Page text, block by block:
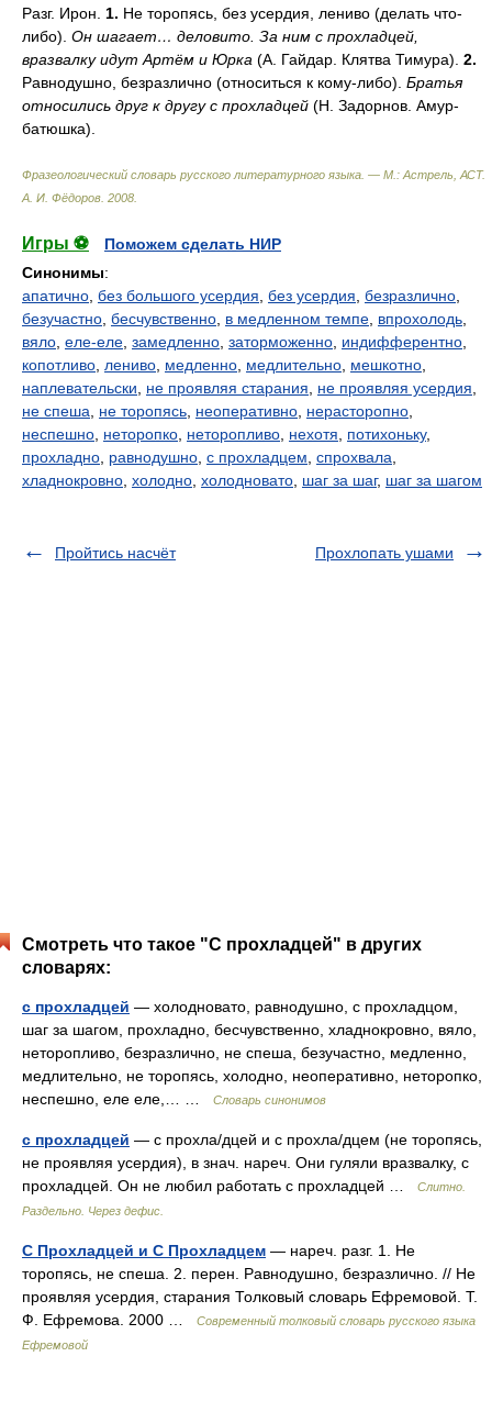
Разг. Ирон. 1. Не торопясь, без усердия, лениво (делать что-
либо). Он шагает… деловито. За ним с прохладцей,
вразвалку идут Артём и Юрка (А. Гайдар. Клятва Тимура). 2.
Равнодушно, безразлично (относиться к кому-либо). Братья
относились друг к другу с прохладцей (Н. Задорнов. Амур-
батюшка).
Фразеологический словарь русского литературного языка. — М.: Астрель, АСТ.
А. И. Фёдоров 2008
Игры ⚽
Поможем сделать НИР
Синонимы:
апатично без большого усердия без усердия безразлично
безучастно бесчувственно в медленном темпе впрохолодь
вяло еле-еле замедленно заторможенно индифферентно
копотливо лениво медленно медлительно мешкотно
наплевательски
не проявляя старания не проявляя усердия
не спеша
не торопясь неоперативно нерасторопно
неспешно неторопко неторопливо нехотя потихоньку,
прохладно равнодушно с прохладцем спрохвала
хладнокровно холодно холодновато шаг за шаг, шаг за шагом
Пройтись насчёт Прохлопать ушами
Смотреть что такое "С прохладцей" в других
словарях:
с прохладцей — холодновато, равнодушно, с прохладцом,
шаг за шагом, прохладно, бесчувственно, хладнокровно, вяло,
неторопливо, безразлично, не спеша, безучастно, медленно,
медлительно, не торопясь, холодно, неоперативно, неторопко,
неспешно, еле еле,… …
Словарь синонимов
с прохладцей — с прохла/дцей и с прохла/дцем (не торопясь,
не проявляя усердия), в знач. нареч. Они гуляли вразвалку, с
прохладцей. Он не любил работать с прохладцей …
Слитно.
Раздельно. Через дефис.
С Прохладцей и С Прохладцем — нареч. разг. 1. Не
торопясь, не спеша. 2. перен. Равнодушно, безразлично. // Не
проявляя усердия, старания Толковый словарь Ефремовой. Т.
Ф. Ефремова. 2000 …
Современный толковый словарь русского языка
Ефремовой